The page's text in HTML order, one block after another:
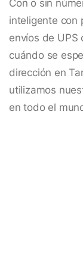
Con o sin
inteligente con
envíos de
cuándo se
dirección en
utilizamos
en todo el